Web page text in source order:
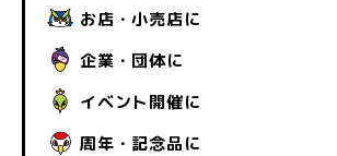
お店・小売店に
企業・団体に
イベント開催に
周年・記念品に